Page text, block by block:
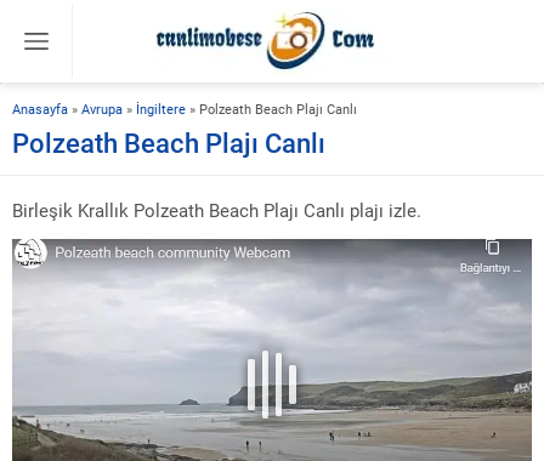
Anasayfa » Avrupa » İngiltere » Polzeath Beach Plajı Canlı
Polzeath Beach Plajı Canlı
Birleşik Krallık Polzeath Beach Plajı Canlı plajı izle.